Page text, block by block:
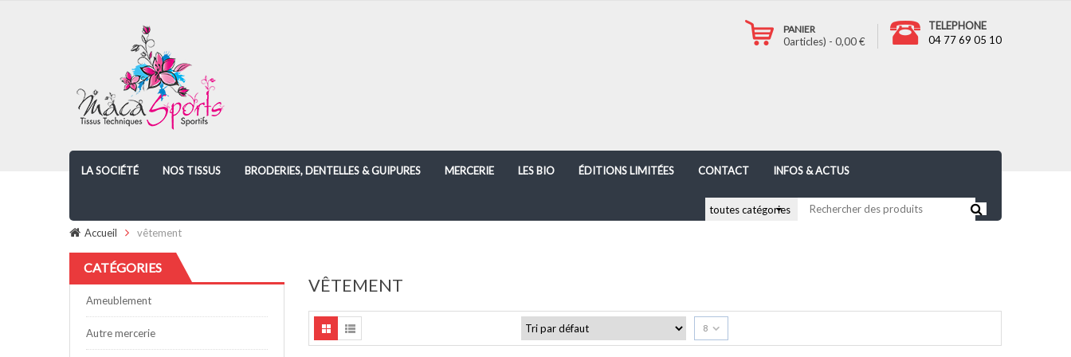
TELEPHONE
04 77 69 05 10
PANIER
0articles) - 0,00€
LA SOCIÉTÉ NOS TISSUS BRODERIES, DENTELLES & GUIPURES MERCERIE LES BIO ÉDITIONS LIMITÉES CONTACT INFOS & ACTUS
Accueil vêtement
CATÉGORIES
Ameublement
Autre mercerie
VÊTEMENT
8